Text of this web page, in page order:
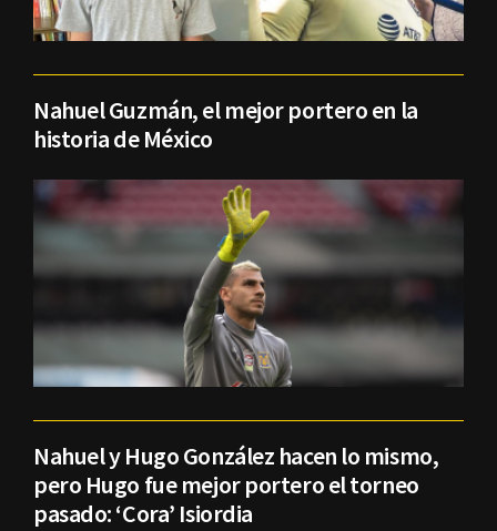
Nahuel Guzmán, el mejor portero en la
historia de México
Nahuel y Hugo González hacen lo mismo,
pero Hugo fue mejor portero el torneo
pasado: ‘Cora’ Isiordia